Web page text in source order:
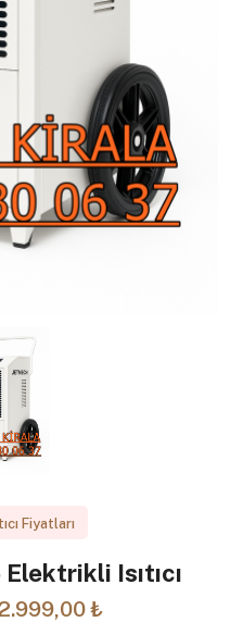
Fiyatları
Isıtıcı
₺